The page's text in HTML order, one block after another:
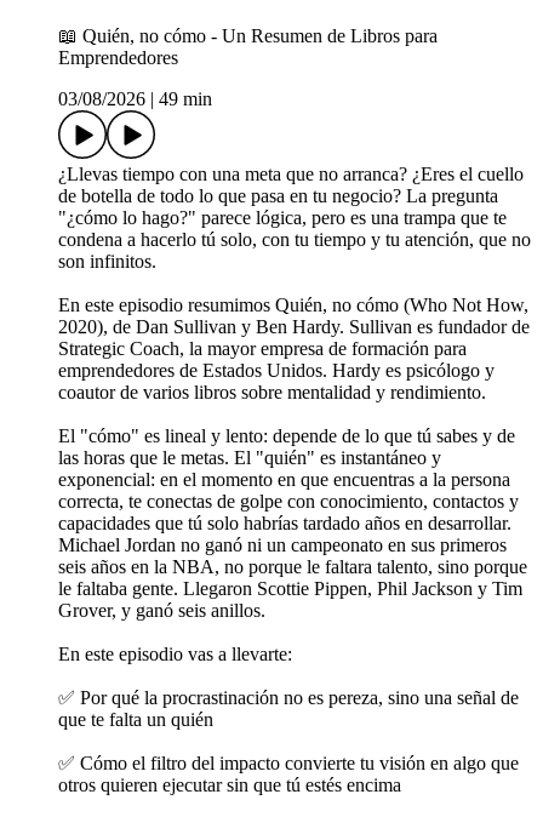
📖 Quién, no cómo - Un Resumen de Libros para
Emprendedores
03/08/2026
49 min
¿Llevas tiempo con una meta que no arranca? ¿Eres el cuello
de botella de todo lo que pasa en tu negocio? La pregunta
"¿cómo lo hago?" parece lógica, pero es una trampa que te
condena a hacerlo tú solo, con tu tiempo y tu atención, que no
son infinitos.
En este episodio resumimos Quién, no cómo (Who Not How,
2020), de Dan Sullivan y Ben Hardy. Sullivan es fundador de
Strategic Coach, la mayor empresa de formación para
emprendedores de Estados Unidos. Hardy es psicólogo y
coautor de varios libros sobre mentalidad y rendimiento.
El "cómo" es lineal y lento: depende de lo que tú sabes y de
las horas que le metas. El "quién" es instantáneo y
exponencial: en el momento en que encuentras a la persona
correcta, te conectas de golpe con conocimiento, contactos y
capacidades que tú solo habrías tardado años en desarrollar.
Michael Jordan no ganó ni un campeonato en sus primeros
seis años en la NBA, no porque le faltara talento, sino porque
le faltaba gente. Llegaron Scottie Pippen, Phil Jackson y Tim
Grover, y ganó seis anillos.
En este episodio vas a llevarte:
✅ Por qué la procrastinación no es pereza, sino una señal de
que te falta un quién
✅ Cómo el filtro del impacto convierte tu visión en algo que
otros quieren ejecutar sin que tú estés encima